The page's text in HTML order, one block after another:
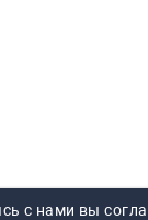
с нами вы